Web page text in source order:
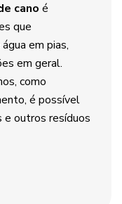
cano é
que
em pias,
em geral.
como
é possível
e outros resíduos